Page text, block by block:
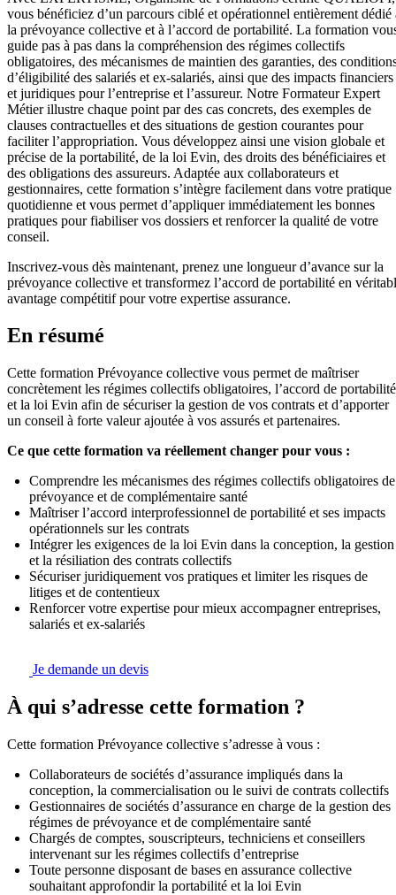
vous bénéficiez d’un parcours ciblé et opérationnel entièrement dédié
la prévoyance collective et à l’accord de portabilité. La formation
guide pas à pas dans la compréhension des régimes collectifs
obligatoires, des mécanismes de maintien des garanties, des
d’éligibilité des salariés et ex-salariés, ainsi que des impacts financiers
et juridiques pour l’entreprise et l’assureur. Notre Formateur Expert
Métier illustre chaque point par des cas concrets, des exemples de
clauses contractuelles et des situations de gestion courantes pour
faciliter l’appropriation. Vous développez ainsi une vision globale et
précise de la portabilité, de la loi Evin, des droits des bénéficiaires et
des obligations des assureurs. Adaptée aux collaborateurs et
gestionnaires, cette formation s’intègre facilement dans votre pratique
quotidienne et vous permet d’appliquer immédiatement les bonnes
pratiques pour fiabiliser vos dossiers et renforcer la qualité de votre
conseil.
Inscrivez-vous dès maintenant, prenez une longueur d’avance sur la
prévoyance collective et transformez l’accord de portabilité en
avantage compétitif pour votre expertise assurance.
En résumé
Cette formation Prévoyance collective vous permet de maîtriser
concrètement les régimes collectifs obligatoires, l’accord de portabilité
et la loi Evin afin de sécuriser la gestion de vos contrats et d’apporter
un conseil à forte valeur ajoutée à vos assurés et partenaires.
Ce que cette formation va réellement changer pour vous :
Comprendre les mécanismes des régimes collectifs obligatoires de
prévoyance et de complémentaire santé
Maîtriser l’accord interprofessionnel de portabilité et ses impacts
opérationnels sur les contrats
Intégrer les exigences de la loi Evin dans la conception, la gestion
et la résiliation des contrats collectifs
Sécuriser juridiquement vos pratiques et limiter les risques de
litiges et de contentieux
Renforcer votre expertise pour mieux accompagner entreprises,
salariés et ex-salariés
Je demande un devis
À qui s’adresse cette formation ?
Cette formation Prévoyance collective s’adresse à vous :
Collaborateurs de sociétés d’assurance impliqués dans la
conception, la commercialisation ou le suivi de contrats collectifs
Gestionnaires de sociétés d’assurance en charge de la gestion des
régimes de prévoyance et de complémentaire santé
Chargés de comptes, souscripteurs, techniciens et conseillers
intervenant sur les régimes collectifs d’entreprise
Toute personne disposant de bases en assurance collective
souhaitant approfondir la portabilité et la loi Evin